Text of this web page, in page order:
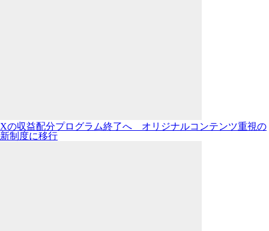
Xの収益配分プログラム終了へ オリジナルコンテンツ重視の
新制度に移行